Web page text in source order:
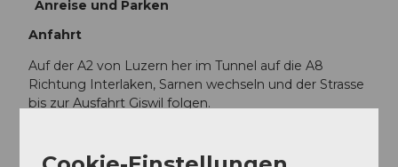
Anreise und Parken
Anfahrt
Auf der A2 von Luzern her im Tunnel auf die A8
Richtung Interlaken, Sarnen wechseln und der Strasse
bis zur Ausfahrt Giswil folgen.
Giswil.